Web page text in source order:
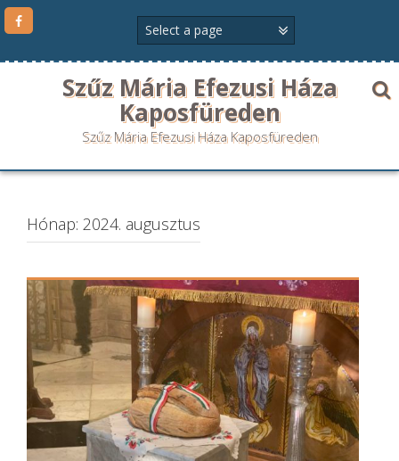
Szűz Mária Efezusi Háza
Kaposfüreden
Szűz Mária Efezusi Háza Kaposfüreden
Hónap: 2024. augusztus